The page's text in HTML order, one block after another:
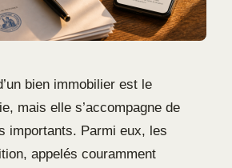
bien immobilier est le
mais elle s’accompagne de
importants. Parmi eux, les
appelés couramment